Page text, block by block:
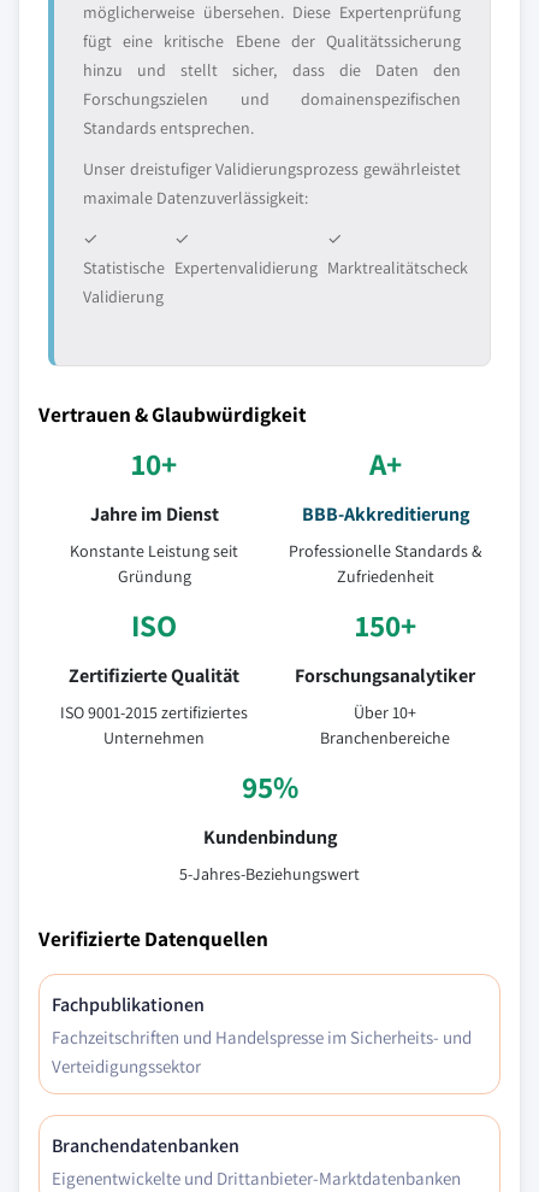
möglicherweise übersehen. Diese Expertenprüfung
fügt eine kritische Ebene der Qualitätssicherung
hinzu und stellt sicher, dass die Daten den
Forschungszielen und domainenspezifischen
Standards entsprechen.
Unser dreistufiger Validierungsprozess gewährleistet
maximale Datenzuverlässigkeit:
✓
Statistische
Validierung
✓
Expertenvalidierung
✓
Marktrealitätscheck
Vertrauen & Glaubwürdigkeit
10+
Jahre im Dienst
Konstante Leistung seit
Gründung
A+
BBB-Akkreditierung
Professionelle Standards &
Zufriedenheit
ISO
Zertifizierte Qualität
ISO 9001-2015 zertifiziertes
Unternehmen
150+
Forschungsanalytiker
Über 10+
Branchenbereiche
95%
Kundenbindung
5-Jahres-Beziehungswert
Verifizierte Datenquellen
Fachpublikationen
Fachzeitschriften und Handelspresse im Sicherheits- und
Verteidigungssektor
Branchendatenbanken
Eigenentwickelte und Drittanbieter-Marktdatenbanken